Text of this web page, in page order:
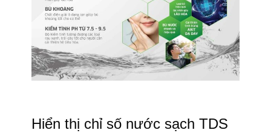
Hiển thị chỉ số nước sạch TDS